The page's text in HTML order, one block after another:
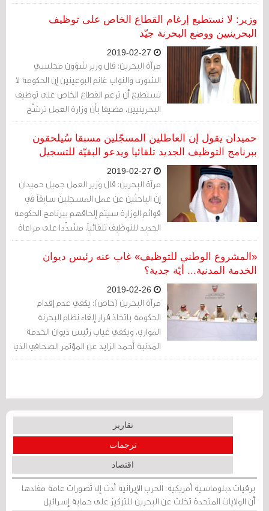
سياسات الحكومة والقطاع الخاص في
تهميش البحرينيين وتفضيل الأجانب في
التوظيف، أعلنت الحكومة خطوات باردة
ومُكررة لمواجهة هذا السخط.
وزير: لا نستطيع إرغام القطاع الخاص على توظيف
البحرينيين ووضع البحرنة جيّد
مرآة البحرين: قال وزير شؤون مجلسي
الشورى والنواب غانم البوعينين إن الحكومة لا
تستطيع أن ترغم القطاع الخاص على توظيف
البحرينيين، مضيفا بأن وزارة العمل ترشّح
العاطلين للشركات والجهات المعنية وهي
من تختار.
حميدان يقول إن العاطلين المسجّلين مسبقا سُيلحقون
ببرنامج التوظيف الجديد تلقائيا ويدعو البقيّة للتسجيل
مرآة البحرين: قال وزير العمل جميل حميدان
إن الباحثين عن عمل المسجلين سابقاً في
قوائم الوزارة سيتم إلحاقهم ببرنامج الحكومة
الجديد للتوظيف تلقائياً، مشدّدا على مراعاة
مراجعتهم للوزارة وفق المواعيد المحددة
للمراجعة.
«المشروع الوطني للتوظيف» غاب عنه رئيس ديوان
الخدمة المدنية... أيّة جدية؟
مرآة البحرين (خاص): يكفي عدم إقدام
الحكومة باتخاذ قرار إلغاء نظام البحرنة
الموازي، ويكفي غياب رئيس ديوان الخدمة
المدنية أحمد الزايد عن المؤتمر الصحافي الذي
عقده يوم الاثنين 25 فبراير/ شباط 2018
القديم المُكرر «المشروع الوطني للتوظيف»
ما هو إلا تحايل من الحكومة، وهرب من
المشكلة الأساس: توظيف البحرينيين.
تقارير
ترجمات
اقتصاد
برقيات دبلوماسية أمريكية: الحرب الإيرانية أدت إلى تصورات عامة مفادها
أن الولايات المتحدة تخلت عن البحرين للتركيز على حماية إسرائيل